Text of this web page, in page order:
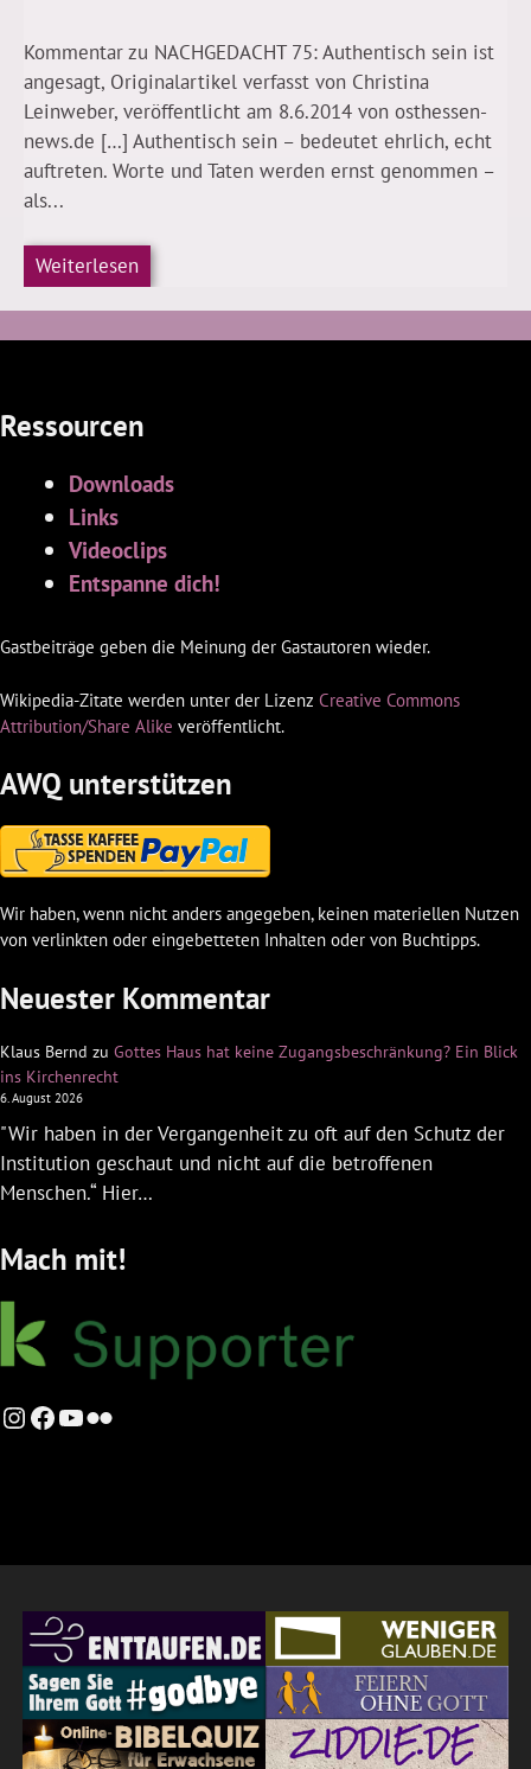
Kommentar zu NACHGEDACHT 75: Authentisch sein ist
angesagt, Originalartikel verfasst von Christina
Leinweber, veröffentlicht am 8.6.2014 von osthessen-
news.de […] Authentisch sein – bedeutet ehrlich, echt
auftreten. Worte und Taten werden ernst genommen –
als...
Weiterlesen
Ressourcen
Downloads
Links
Videoclips
Entspanne dich!
Gastbeiträge geben die Meinung der Gastautoren wieder.
Wikipedia-Zitate werden unter der Lizenz Creative Commons
Attribution/Share Alike veröffentlicht.
AWQ unterstützen
Wir haben, wenn nicht anders angegeben, keinen materiellen Nutzen
von verlinkten oder eingebetteten Inhalten oder von Buchtipps.
Neuester Kommentar
Klaus Bernd zu Gottes Haus hat keine Zugangsbeschränkung? Ein Blick
ins Kirchenrecht
6. August 2026
"Wir haben in der Vergangenheit zu oft auf den Schutz der
Institution geschaut und nicht auf die betroffenen
Menschen.“ Hier…
Mach mit!
Instagram
Facebook
YouTube
Flickr